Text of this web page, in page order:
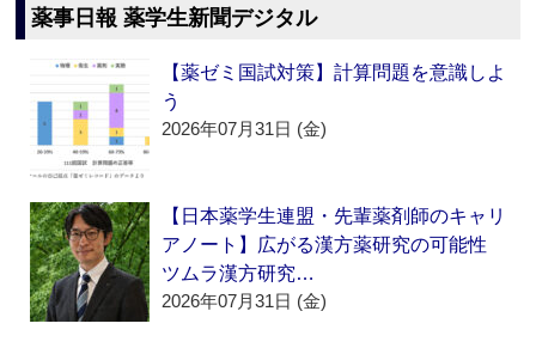
薬事日報 薬学生新聞デジタル
【薬ゼミ国試対策】計算問題を意識しよ
う
2026年07月31日 (金)
【日本薬学生連盟・先輩薬剤師のキャリ
アノート】広がる漢方薬研究の可能性
ツムラ漢方研究…
2026年07月31日 (金)